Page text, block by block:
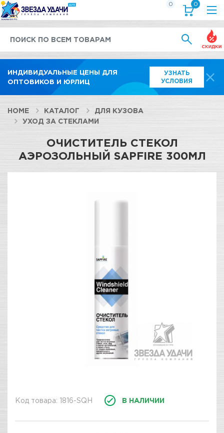
ИНДИВИДУАЛЬНЫЕ ЦЕНЫ ДЛЯ
ОПТОВИКОВ И ЮРЛИЦ
УЗНАТЬ
УСЛОВИЯ
0 0
HOME КАТАЛОГ
ДЛЯ КУЗОВА
УХОД ЗА СТЕКЛАМИ
ОЧИСТИТЕЛЬ СТЕКОЛ
АЭРОЗОЛЬНЫЙ SAPFIRE 300МЛ
Код товара: 1816-SQH В НАЛИЧИИ